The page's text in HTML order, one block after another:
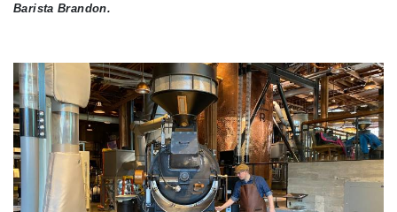
Barista Brandon.